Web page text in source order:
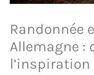
Randonnée
Allemagne :
l’inspiration